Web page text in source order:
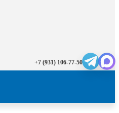
+7 (931) 106-77-50